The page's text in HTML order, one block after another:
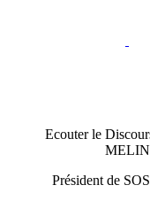
Ecouter le
MELIN
Président de